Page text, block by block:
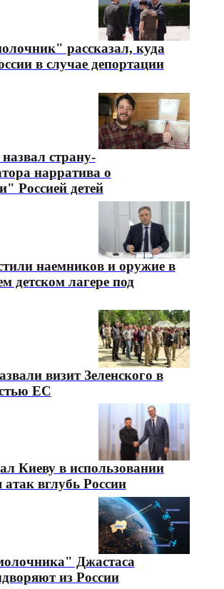
рассказал, куда
в случае депортации
страну-
нарратива о
Россией детей
наемников и оружие в
детском лагере под
визит Зеленского в
ЕС
Киеву в использовании
вглубь России
Джастаса
из России